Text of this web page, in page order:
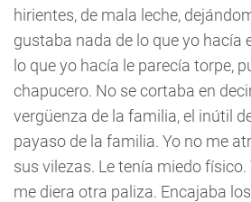
hirientes, de mala leche,
gustaba nada de lo que yo hacía
lo que yo hacía le parecía torpe,
chapucero. No se cortaba en
vergüenza de la familia, el inútil
payaso de la familia. Yo no me
sus vilezas. Le tenía miedo
me diera otra paliza. Encajaba